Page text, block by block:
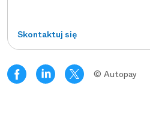
Skontaktuj się
© Autopay